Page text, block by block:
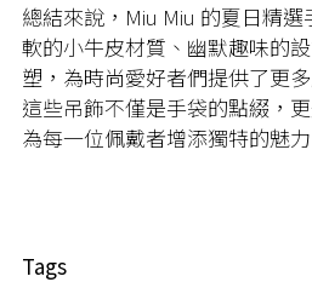
總結來說， Miu Miu 的夏日精選
軟的小牛皮材質、幽默趣味的
塑，為時尚愛好者們提供了更
這些吊飾不僅是手袋的點綴，
為每一位佩戴者增添獨特的魅力
Tags